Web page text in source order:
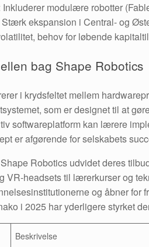
Inkluderer modulære robotter
ekspansion i Central- og
behov for løbende
bag Shape Robotics
i krydsfeltet mellem
som er designet til at
softwareplatform kan lærere
er afgørende for selskabets
Robotics udvidet deres
VR-headsets til lærerkurser og
og åbner
i 2025 har yderligere styrket
Beskrivelse